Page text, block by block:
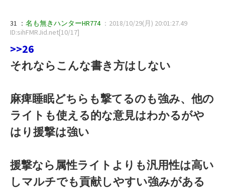
31 ： 名も無きハンターHR774 ：2018/10/29(月) 20:01:27.49
ID:sihFMRJid.net[10/17]
>>26
それならこんな書き方はしない
麻痺睡眠どちらも撃てるのも強み、他の
ライトも使える的な意見はわかるがや
はり援撃は強い
援撃なら属性ライトよりも汎用性は高い
しマルチでも貢献しやすい強みがある